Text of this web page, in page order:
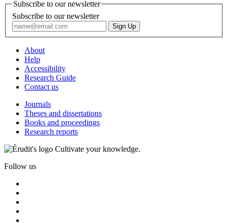
Subscribe to our newsletter
Subscribe to our newsletter
About
Help
Accessibility
Research Guide
Contact us
Journals
Theses and dissertations
Books and proceedings
Research reports
Cultivate your knowledge.
Follow us